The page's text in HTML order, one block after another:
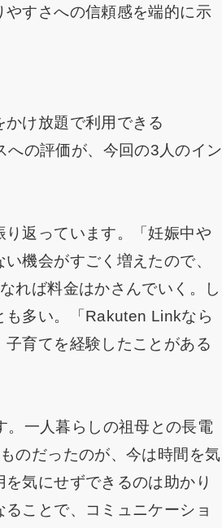
すさへの信頼感を端的に示
け放題で利用できる
の評価が、今回の3人のイン
返っています。「妊娠中や
機会がすごく増えたので、
れば料金はかさんでいく。し
も多い。「Rakuten Linkなら
育てを経験したことがある
一人暮らしの祖母との長電
のだったのが、今は時間を気
気にせずできるのは助かり
ことで、コミュニケーショ